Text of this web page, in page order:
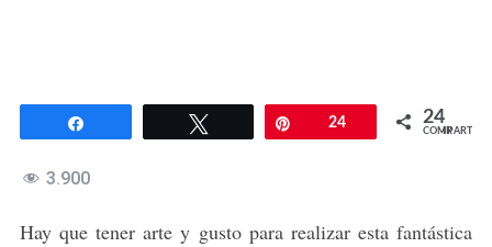
Twittear 24 24
COMPARTIR
3.900
Hay que tener arte y gusto para realizar esta fantástica